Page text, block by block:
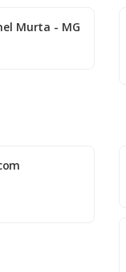
Murta - MG